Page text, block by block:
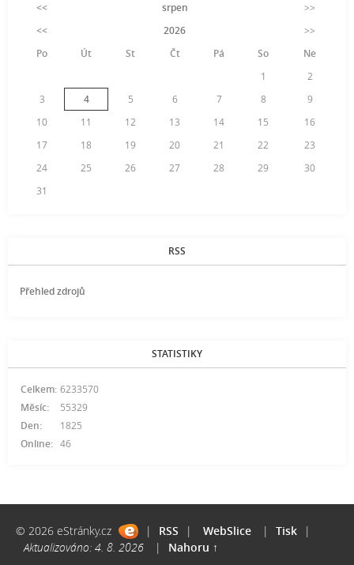
<< srpen
>>
<<
2026
>>
Po
Út St Čt Pá So
Ne
1
2
3
4 5 6 7 8
9
10
11 12 13 14 15
16
17
18 19 20 21 22
23
24
25 26 27 28 29
30
31
RSS
Přehled zdrojů
STATISTIKY
Online: 46
Celkem: 6233570
Měsíc:
55329
Den:
1825
© 2026 eStránky.cz | RSS | WebSlice | Tisk
|
Aktualizováno: 4. 8. 2026
| Nahoru ↑